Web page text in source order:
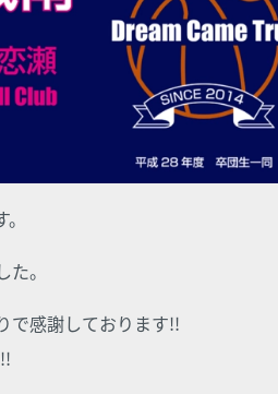
。
で感謝しております!!